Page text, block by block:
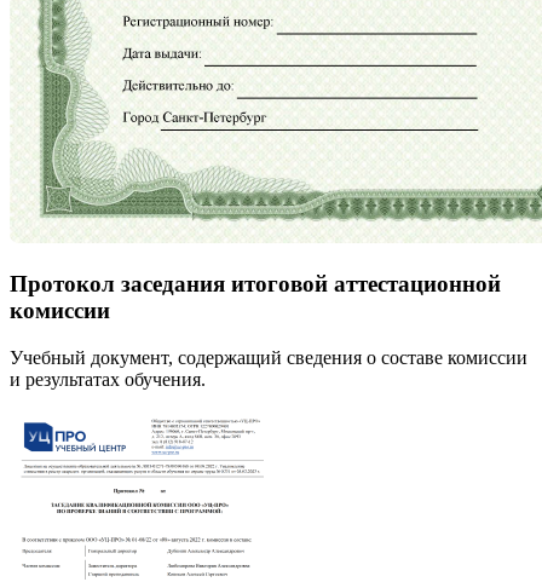
Протокол заседания итоговой аттестационной
комиссии
Учебный документ, содержащий сведения о составе комиссии
и результатах обучения.